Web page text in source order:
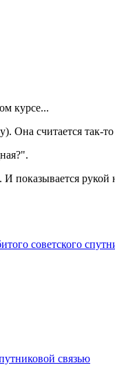
курсе...
Она считается так-
показывается рукой
советского
связью